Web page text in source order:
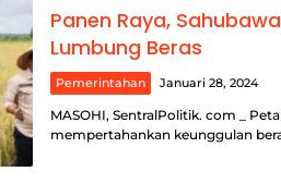
Panen Raya,
Lumbung Beras
Pemerintahan Januari 28, 2024
MASOHI, SentralPolitik. com _
mempertahankan keunggulan